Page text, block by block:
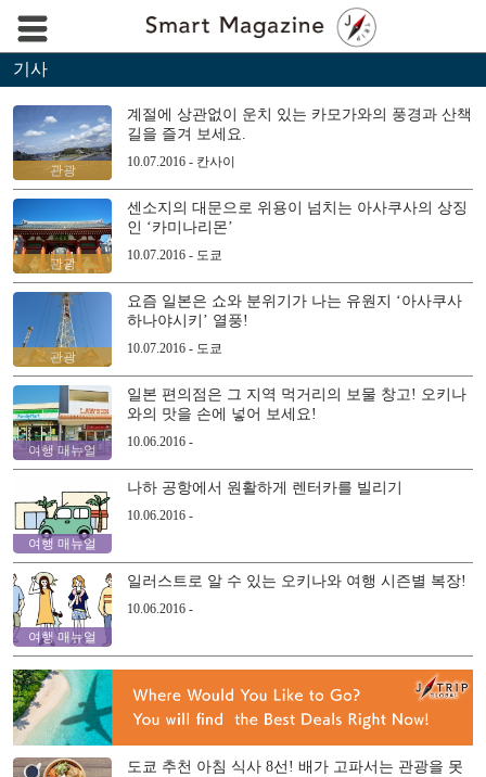
기사
관광
계절에 상관없이 운치 있는 카모가와의 풍경과 산책
길을 즐겨 보세요.
10.07.2016 - 칸사이
관광
센소지의 대문으로 위용이 넘치는 아사쿠사의 상징
인 ‘카미나리몬’
10.07.2016 - 도쿄
관광
요즘 일본은 쇼와 분위기가 나는 유원지 ‘아사쿠사
하나야시키’ 열풍!
10.07.2016 - 도쿄
여행 매뉴얼
일본 편의점은 그 지역 먹거리의 보물 창고! 오키나
와의 맛을 손에 넣어 보세요!
10.06.2016 -
여행 매뉴얼
나하 공항에서 원활하게 렌터카를 빌리기
10.06.2016 -
여행 매뉴얼
일러스트로 알 수 있는 오키나와 여행 시즌별 복장!
10.06.2016 -
도쿄 추천 아침 식사 8선! 배가 고파서는 관광을 못